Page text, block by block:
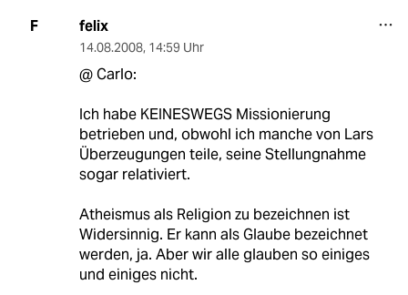
F felix
14.08.2008, 14:59 Uhr
@ Carlo:
Ich habe KEINESWEGS Missionierung
betrieben und, obwohl ich manche von Lars
Überzeugungen teile, seine Stellungnahme
sogar relativiert.
Atheismus als Religion zu bezeichnen ist
Widersinnig. Er kann als Glaube bezeichnet
werden, ja. Aber wir alle glauben so einiges
und einiges nicht.